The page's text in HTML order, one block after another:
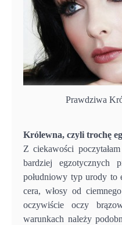
Prawdziwa
Królewna, czyli trochę
Z ciekawości
bardziej egzotycznych
południowy typ urody to
cera, włosy od
oczywiście oczy
warunkach należy